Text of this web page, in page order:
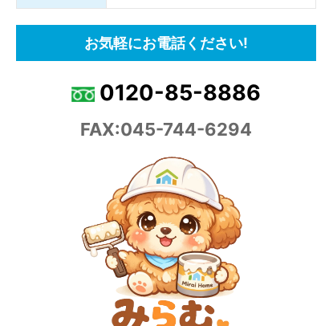
お気軽にお電話ください!
0120-85-8886
FAX:045-744-6294